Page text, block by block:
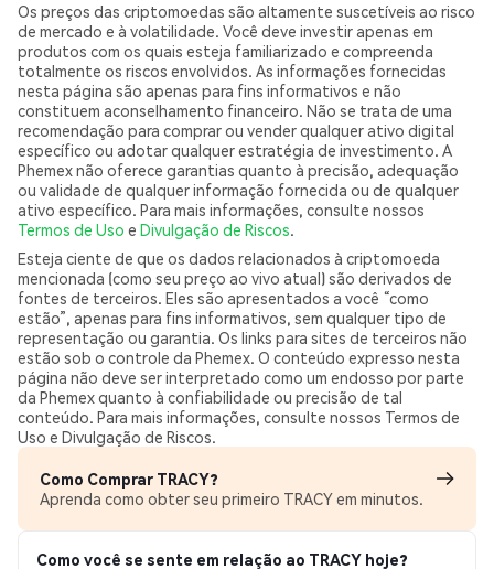
Os preços das criptomoedas são altamente suscetíveis ao risco
de mercado e à volatilidade. Você deve investir apenas em
produtos com os quais esteja familiarizado e compreenda
totalmente os riscos envolvidos. As informações fornecidas
nesta página são apenas para fins informativos e não
constituem aconselhamento financeiro. Não se trata de uma
recomendação para comprar ou vender qualquer ativo digital
específico ou adotar qualquer estratégia de investimento. A
Phemex não oferece garantias quanto à precisão, adequação
ou validade de qualquer informação fornecida ou de qualquer
ativo específico. Para mais informações, consulte nossos
Termos de Uso e Divulgação de Riscos.
Esteja ciente de que os dados relacionados à criptomoeda
mencionada (como seu preço ao vivo atual) são derivados de
fontes de terceiros. Eles são apresentados a você “como
estão”, apenas para fins informativos, sem qualquer tipo de
representação ou garantia. Os links para sites de terceiros não
estão sob o controle da Phemex. O conteúdo expresso nesta
página não deve ser interpretado como um endosso por parte
da Phemex quanto à confiabilidade ou precisão de tal
conteúdo. Para mais informações, consulte nossos Termos de
Uso e Divulgação de Riscos.
Como Comprar TRACY?
Aprenda como obter seu primeiro TRACY em minutos.
Como você se sente em relação ao TRACY hoje?